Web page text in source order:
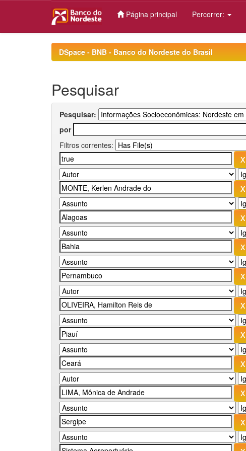
Página principal Percorrer:
DSpace - BNB - Banco do Nordeste do Brasil
Pesquisar
Pesquisar:
por
Filtros correntes: